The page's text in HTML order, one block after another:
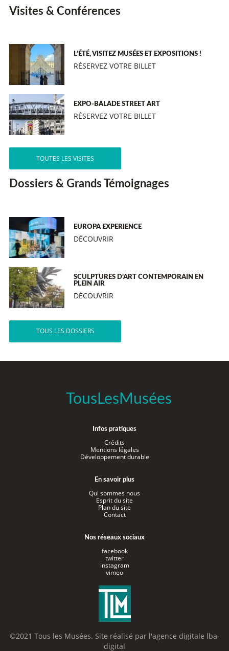
Visites & Conférences
L’ÉTÉ, VISITEZ MUSÉES ET EXPOSITIONS !
RÉSERVEZ VOTRE BILLET
EXPO-BALADE STREET ART
RÉSERVEZ VOTRE BILLET
TOUTES LES VISITES
Dossiers & Grands Témoignages
EUROPA EXPERIENCE
DÉCOUVRIR
SCULPTURES D’ART CONTEMPORAIN EN
PLEIN AIR
DÉCOUVRIR
TOUS LES DOSSIERS
TousLesMusées
Infos pratiques
Crédits
Mentions légales
Développement durable
En savoir plus
Qui sommes nous
Esprit du site
Plan du site
Contact
Nos réseaux sociaux
facebook
twitter
instagram
vimeo
©2021 Tous les Musées. Site réalisé par l'agence digitale lba-
digital